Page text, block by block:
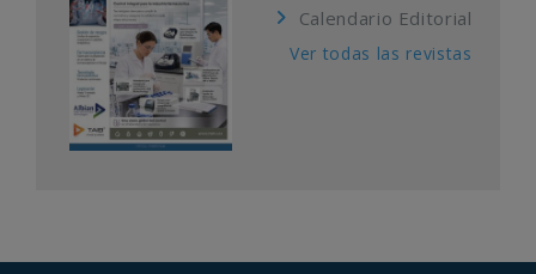
Calendario Editorial
Ver todas las revistas